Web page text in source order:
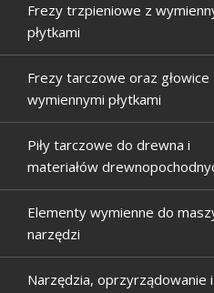
Frezy trzpieniowe z
płytkami
Frezy tarczowe oraz głowice
wymiennymi płytkami
Piły tarczowe do drewna i
materiałów
Elementy wymienne do
narzędzi
Narzędzia, oprzyrządowanie